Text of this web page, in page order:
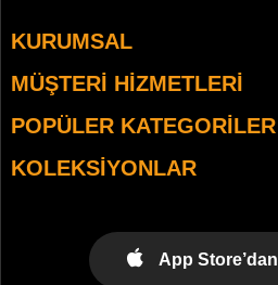
KURUMSAL
MÜŞTERI HIZMETLERI
POPÜLER KATEGORILER
KOLEKSIYONLAR
App Store’dan